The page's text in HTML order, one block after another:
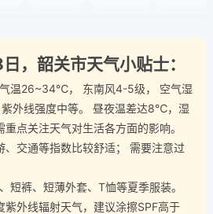
，韶关市天气小贴士：
温26~34℃， 东南风4-5级， 空气湿
外线强度中等。 昼夜温差达8℃，湿
点关注天气对生活各方面的影响。
、交通等指数比较舒适； 需要注意过
裤、短薄外套、T恤等夏季服装。
紫外线辐射天气，建议涂擦SPF高于